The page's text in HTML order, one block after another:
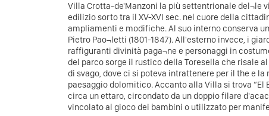
Villa Crotta-de'Manzoni la più settentrionale del¬le
edilizio sorto tra il XV-XVI sec. nel cuore della
ampliamenti e modifiche. Al suo interno conserva
Pietro Pao¬letti (1801-1847). All'esterno invece, i
raffiguranti divinità paga¬ne e personaggi in
del parco sorge il rustico della Toresella che risale
di svago, dove ci si poteva intrattenere per il the e
paesaggio dolomitico. Accanto alla Villa si trova “El
circa un ettaro, circondato da un doppio filare
vincolato al gioco dei bambini o utilizzato per